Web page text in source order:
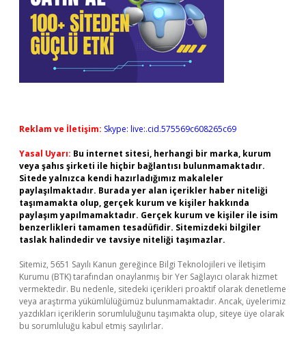
Reklam ve İletişim: Skype: live:.cid.575569c608265c69
Yasal Uyarı: Bu internet sitesi, herhangi bir marka, kurum
veya şahıs şirketi ile hiçbir bağlantısı bulunmamaktadır.
Sitede yalnızca kendi hazırladığımız makaleler
paylaşılmaktadır. Burada yer alan içerikler haber niteliği
taşımamakta olup, gerçek kurum ve kişiler hakkında
paylaşım yapılmamaktadır. Gerçek kurum ve kişiler ile isim
benzerlikleri tamamen tesadüfidir. Sitemizdeki bilgiler
taslak halindedir ve tavsiye niteliği taşımazlar.
Sitemiz, 5651 Sayılı Kanun gereğince Bilgi Teknolojileri ve İletişim
Kurumu (BTK) tarafından onaylanmış bir Yer Sağlayıcı olarak hizmet
vermektedir. Bu nedenle, sitedeki içerikleri proaktif olarak denetleme
veya araştırma yükümlülüğümüz bulunmamaktadır. Ancak, üyelerimiz
yazdıkları içeriklerin sorumluluğunu taşımakta olup, siteye üye olarak
bu sorumluluğu kabul etmiş sayılırlar.